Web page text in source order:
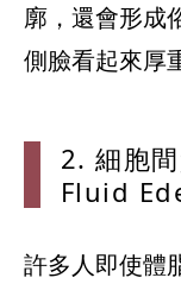
廓，還會形成
側臉看起來厚
2. 細胞
Fluid
許多人即使體